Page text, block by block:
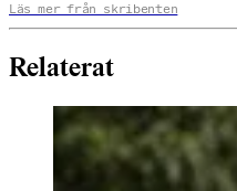
Läs mer från skribenten
Relaterat